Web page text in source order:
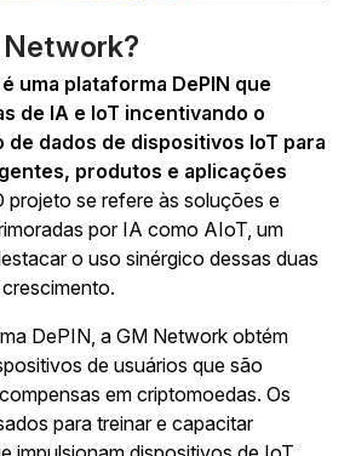
Network?
é uma plataforma DePIN que
de IA e IoT incentivando o
dados de dispositivos IoT para
produtos e aplicações
projeto se refere às soluções e
por IA como AIoT, um
o uso sinérgico dessas duas
DePIN, a GM Network obtém
de usuários que são
em criptomoedas. Os
para treinar e capacitar